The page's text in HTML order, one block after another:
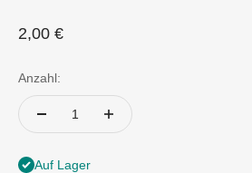
Angebot
2,00 €
Anzahl:
Auf Lager